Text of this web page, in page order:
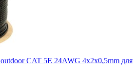
CAT 5E 24AWG 4x2x0,5mm для